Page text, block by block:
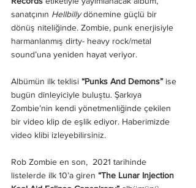
sanatçının Hellbilly dönemine güçlü bir
dönüş niteliğinde. Zombie, punk enerjisiyle
harmanlanmış dirty- heavy rock/metal
sound’una yeniden hayat veriyor.
Albümün ilk teklisi “Punks And Demons” ise
bugün dinleyiciyle buluştu. Şarkıya
Zombie’nin kendi yönetmenliğinde çekilen
bir video klip de eşlik ediyor. Haberimizde
video klibi izleyebilirsiniz.
Rob Zombie en son,  2021 tarihinde
listelerde ilk 10’a giren “The Lunar Injection